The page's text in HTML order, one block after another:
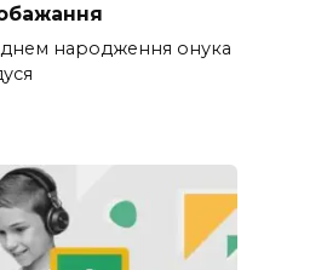
днем народження онука